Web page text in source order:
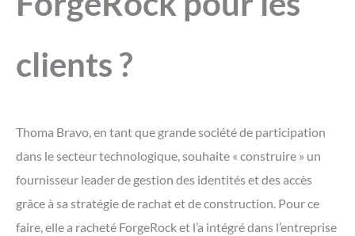
clients ?
Thoma Bravo, en tant que grande société de participation
dans le secteur technologique, souhaite « construire » un
fournisseur leader de gestion des identités et des accès
grâce à sa stratégie de rachat et de construction. Pour ce
faire, elle a racheté ForgeRock et l’a intégré dans l’entreprise